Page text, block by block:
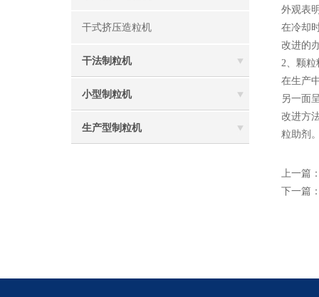
干式挤压造粒机
干法制粒机
小型制粒机
生产型制粒机
外观表
在冷却
改进的
2、颗粒
在生产
另一面
改进方
粒助剂
上一篇
下一篇